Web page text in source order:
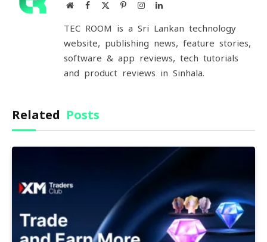
WebsiteFacebook PinterestInstagramLinkedIn
TEC ROOM is a Sri Lankan technology
website, publishing news, feature stories,
software & app reviews, tech tutorials
and product reviews in Sinhala.
Related Posts